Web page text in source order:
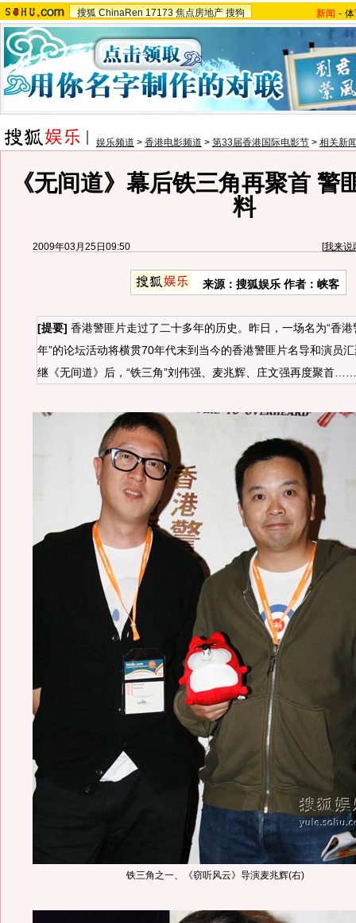
搜狐 ChinaRen 17173 焦点房地产 搜狗 新闻 -
娱乐频道 > 香港电影频道 > 第33届香港国际电影节 > 相关新
《无间道》幕后铁三角再聚首 警
料
2009年03月25日09:50 [我来说
来源：搜狐娱乐 作者：峡客
[提要] 香港警匪片走过了二十多年的历史。昨日，一场名为“香
年”的论坛活动将横贯70年代末到当今的香港警匪片名导和演员
继《无间道》后，“铁三角”刘伟强、麦兆辉、庄文强再度聚首
铁三角之一、《窃听风云》导演麦兆辉(右)